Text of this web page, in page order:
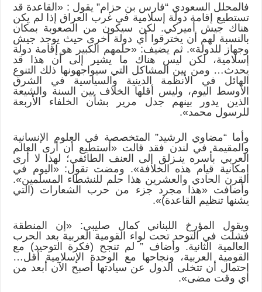
فالمحلل السعودي “فارس بن حزام” يقول : «القاعدة قد
تستطيع إقامة دولة إسلامية في غرب العراق إذا لم يكن
هناك جيش أميركي. لكن سيكون من الصعوبة بمكان
بالنسبة لهم أن يخترقوا أي دولة أخرى حيث يوجد جيش
وجهاز للدولة». ثم يضيف: «حلمهم الكبير هو إقامة دولة
إسلامية، لكن ليس هناك ما يشير إلى أن هذا قد
يحدث… ومن بين المشاكل التي سيواجهونها ذلك التنوع
الهائل في الأنظمة الدينية والسياسية في الشرق
الأوسط اليوم، وليس أقلها الخلاف بين السنة والشيعة
الذين يدور بينهم جدل مرير بشأن الخلفاء الأربعة
للرسول محمد».
وأما “مضاوي الرشيد” المتخصصة في العلوم الإنسانية
والمقيمة في لندن فقد قالت «أستطيع أن أرى العالم
العربي بأسره ينـزلق إلى العنف الطائفي؛ لهذا لا أرى
إمكانية قيام هذه الخلافة». ومضت تقول: «اليوم في
القرن الحادي والعشرين هذا حلم للنشطاء المسلمين».
وأضافت «هذا مجرد جزء من حرب الشعارات (التي
يشنها تنظيم القاعدة)».
ويقول المؤرخ اللبناني كمال صليبي: «إن المنطقة
فشلت في التوحد تحت لواء القومية العربية بعد الحرب
العالمية الثانية. وأضاف ” لم تنجح (فكرة التوحيد) مع
القومية العربية، ونجاحها مع الوحدة الإسلامية أقل…
احتمال أن تتخلى الدول عن سيادتها أصبح الآن أبعد من
أي وقت مضى».